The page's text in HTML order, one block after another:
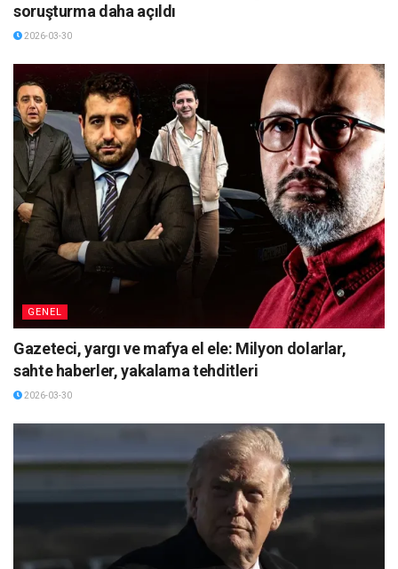
soruşturma daha açıldı
2026-03-30
GENEL
Gazeteci, yargı ve mafya el ele: Milyon dolarlar,
sahte haberler, yakalama tehditleri
2026-03-30